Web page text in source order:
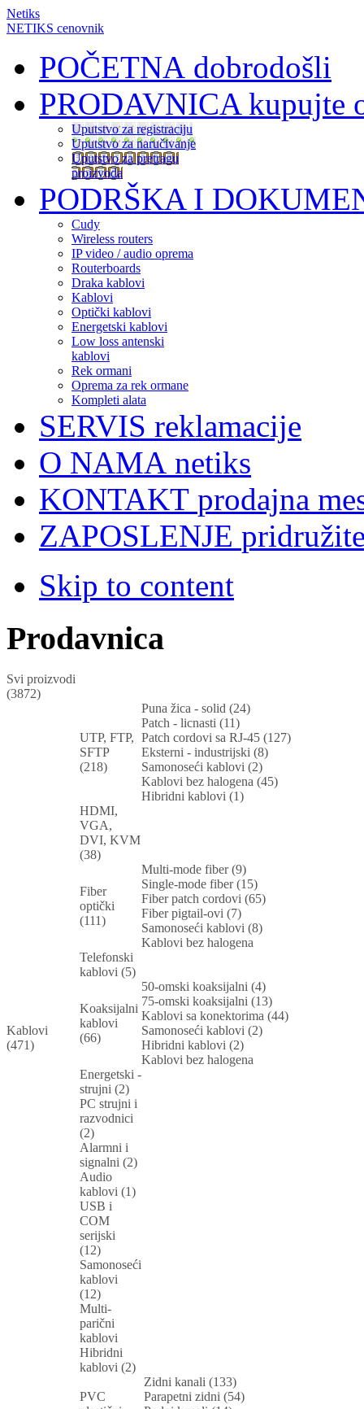
Netiks
NETIKS cenovnik
POČETNA dobrodošli
PRODAVNICAkupujte
Uputstvo za registraciju
Uputstvo za naručivanje
Uputstvo za pretragu
proizvoda
PODRŠKA I
Cudy
Wireless routers
IP video / audio oprema
Routerboards
Draka kablovi
Kablovi
Optički kablovi
Energetski kablovi
Low loss antenski
kablovi
Rek ormani
Oprema za rek ormane
Kompleti alata
SERVIS reklamacije
O NAMA netiks
KONTAKT prodajna
ZAPOSLENJE
Skip to content
Prodavnica
Svi proizvodi
(3872)
Kablovi
(471)
UTP, FTP,
SFTP
(218)
Puna žica - solid (24)
Patch - licnasti (11)
Patch cordovi sa RJ-45 (127)
Eksterni - industrijski (8)
Samonoseći kablovi (2)
Kablovi bez halogena (45)
Hibridni kablovi (1)
HDMI,
VGA,
DVI, KVM
(38)
Fiber
optički
(111)
Multi-mode fiber (9)
Single-mode fiber (15)
Fiber patch cordovi (65)
Fiber pigtail-ovi (7)
Samonoseći kablovi (8)
Kablovi bez halogena
Telefonski
kablovi (5)
Koaksijalni
kablovi
(66)
50-omski koaksijalni (4)
75-omski koaksijalni (13)
Kablovi sa konektorima (44)
Samonoseći kablovi (2)
Hibridni kablovi (2)
Kablovi bez halogena
Energetski -
strujni (2)
PC strujni i
razvodnici
(2)
Alarmni i
signalni (2)
Audio
kablovi (1)
USB i
COM
serijski
(12)
Samonoseći
kablovi
(12)
Multi-
parični
kablovi
Hibridni
kablovi (2)
PVC
Zidni kanali (133)
Parapetni zidni (54)